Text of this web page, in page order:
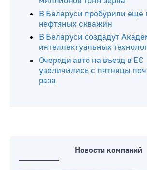
В Беларуси пробурили еще
нефтяных скважин
В Беларуси создадут
интеллектуальных
Очереди авто на въезд в ЕС
увеличились с пятницы
раза
Новости компаний